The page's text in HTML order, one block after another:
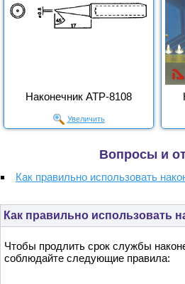
Наконечник АТР-8108
Увеличить
Вопросы и
Как правильно использовать
Как правильно использовать
Чтобы продлить срок службы
соблюдайте следующие правила: